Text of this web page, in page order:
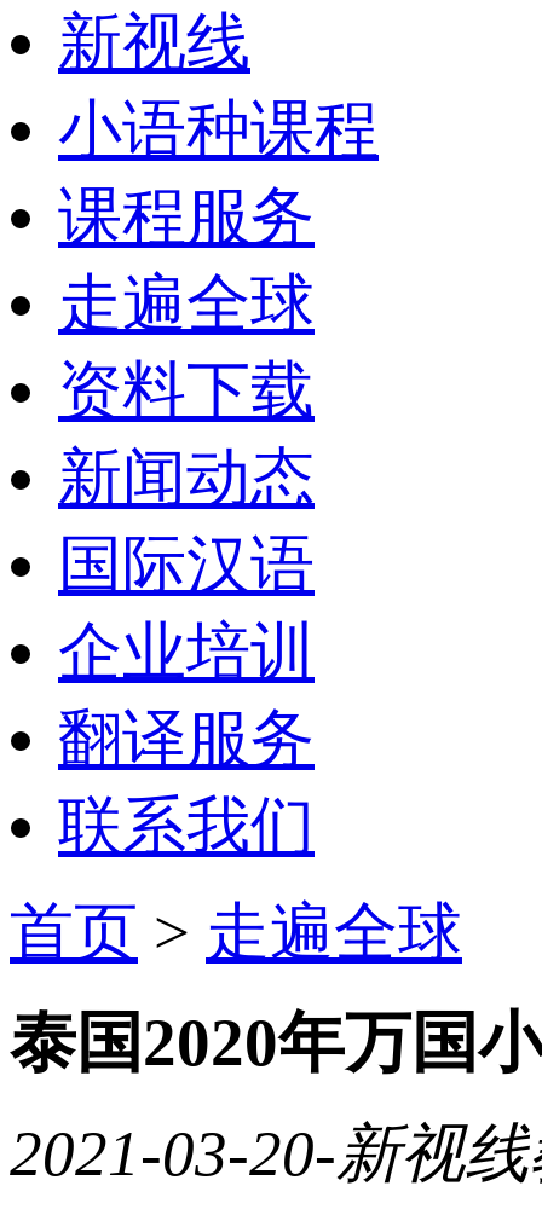
新视线
小语种课程
课程服务
走遍全球
资料下载
新闻动态
国际汉语
企业培训
翻译服务
联系我们
首页 > 走遍全球
泰国2020年万国
2021-03-20-新视